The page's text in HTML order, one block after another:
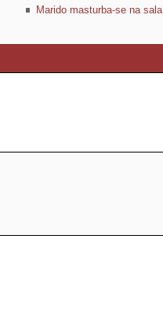
Marido masturba-se na sala